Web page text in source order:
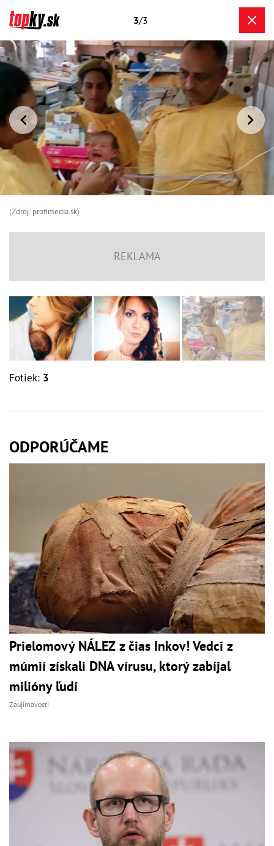
3/3
(Zdroj: profimedia.sk)
Fotiek: 3
ODPORÚČAME
Prielomový NÁLEZ z čias Inkov! Vedci z
múmií získali DNA vírusu, ktorý zabíjal
milióny ľudí
Zaujímavosti